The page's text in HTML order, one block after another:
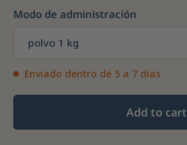
Modo de administración
polvo 1 kg
Enviado dentro de 5 a 7 días
Add to cart